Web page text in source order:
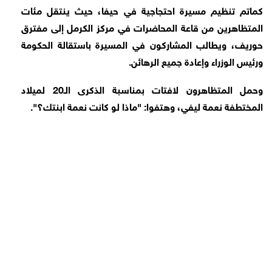
كماتم تنظيم مسيرة احتجاجية في حيفا، حيث ينتقل مئات
المتظاهرين من قاعة المحاضرات في مركز الكرمل إلى مفترق
حوريف، ويطالب المشاركون في المسيرة باستقالة الحكومة
ورئيس الوزراء وإعادة جميع الرهائن.
وحمل المتظاهرون لافتات بمناسبة الذكرى الـ20 لميلاد
المختطفة نعمة ليفي، وهتفوا: "ماذا لو كانت نعمة ابنتك؟".